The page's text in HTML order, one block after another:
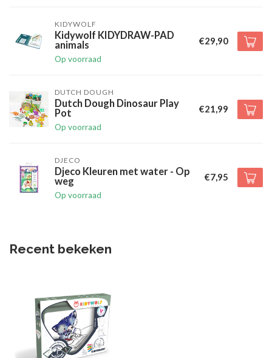
KIDYWOLF
Kidywolf KIDYDRAW-PAD
animals
Op voorraad
€29,90
DUTCH DOUGH
Dutch Dough Dinosaur Play
Pot
Op voorraad
€21,99
DJECO
Djeco Kleuren met water - Op
weg
Op voorraad
€7,95
Recent bekeken